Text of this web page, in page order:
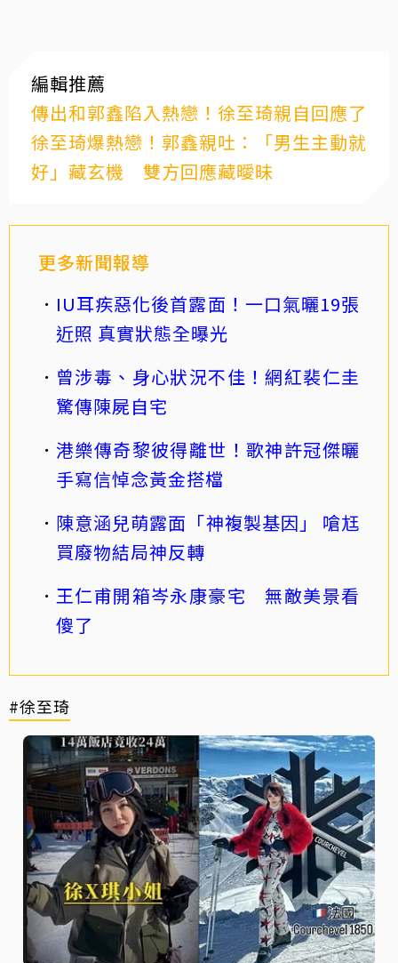
編輯推薦
傳出和郭鑫陷入熱戀！徐至琦親自回應了
徐至琦爆熱戀！郭鑫親吐：「男生主動就
好」藏玄機 雙方回應藏曖昧
更多新聞報導
IU耳疾惡化後首露面！一口氣曬19張
近照 真實狀態全曝光
曾涉毒、身心狀況不佳！網紅裴仁圭
驚傳陳屍自宅
港樂傳奇黎彼得離世！歌神許冠傑曬
手寫信悼念黃金搭檔
陳意涵兒萌露面「神複製基因」 嗆尪
買廢物結局神反轉
王仁甫開箱岑永康豪宅 無敵美景看
傻了
#徐至琦